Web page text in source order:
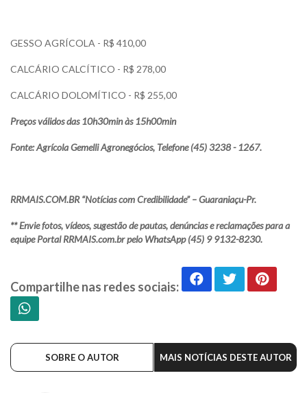
GESSO AGRÍCOLA - R$ 410,00
CALCÁRIO CALCÍTICO - R$ 278,00
CALCÁRIO DOLOMÍTICO - R$ 255,00
Preços válidos das 10h30min às 15h00min
Fonte: Agrícola Gemelli Agronegócios, Telefone (45) 3238 - 1267.
RRMAIS.COM.BR “Notícias com Credibilidade” – Guaraniaçu-Pr.
** Envie fotos, vídeos, sugestão de pautas, denúncias e reclamações para a
equipe Portal RRMAIS.com.br pelo WhatsApp (45) 9 9132-8230.
Compartilhe nas redes sociais:
SOBRE O AUTOR MAIS NOTÍCIAS DESTE AUTOR